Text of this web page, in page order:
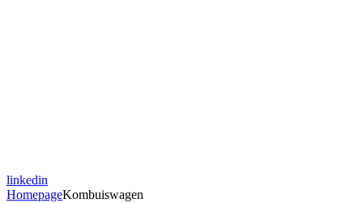
linkedin
HomepageKombuiswagen